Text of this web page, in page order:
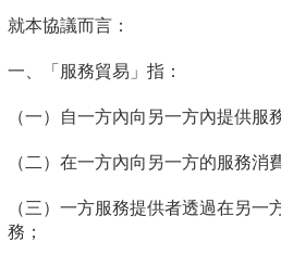
就本協議而言：
一、「服務貿易」指：
（一）自一方內向另一方內提供服
（二）在一方內向另一方的服務消
（三）一方服務提供者透過在另一
務；